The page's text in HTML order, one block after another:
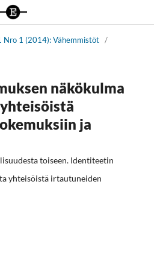
Nro 1 (2014): Vähemmistöt /
näkökulma
ja
toiseen. Identiteetin
yhteisöistä irtautuneiden